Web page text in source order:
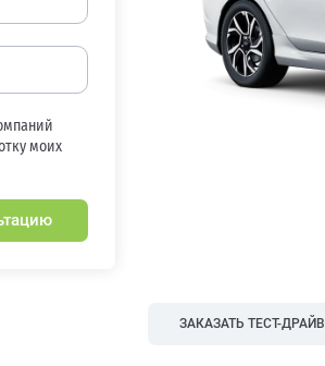
ЗАКАЗАТЬ ТЕСТ-ДРАЙВ
моих